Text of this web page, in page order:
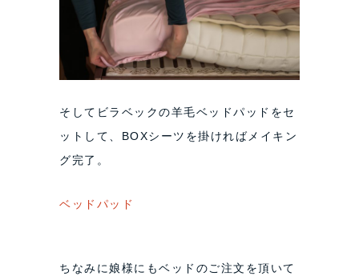
そしてビラベックの羊毛ベッドパッドをセ
ットして、BOXシーツを掛ければメイキン
グ完了。
ベッドパッド
ちなみに娘様にもベッドのご注文を頂いて